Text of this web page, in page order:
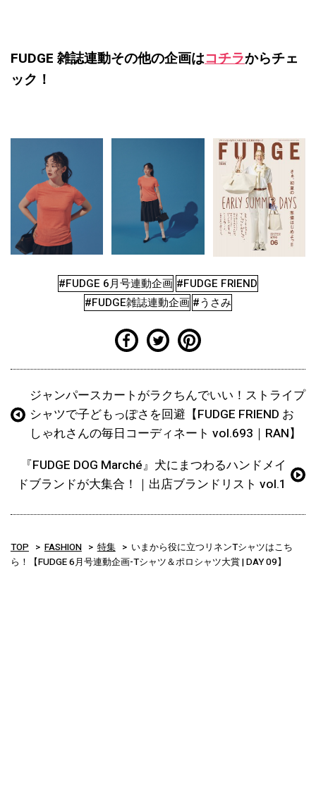
FUDGE 雑誌連動その他の企画はコチラからチェ
ック！
#FUDGE 6月号連動企画 #FUDGE FRIEND
#FUDGE雑誌連動企画 #うさみ
ジャンパースカートがラクちんでいい！ストライプ
シャツで子どもっぽさを回避【FUDGE FRIEND お
しゃれさんの毎日コーディネート vol.693｜RAN】
『FUDGE DOG Marché』犬にまつわるハンドメイ
ドブランドが大集合！｜出店ブランドリスト vol.1
TOP FASHION 特集
いまから役に立つリネンTシャツはこち
ら！【FUDGE 6月号連動企画-Tシャツ＆ポロシャツ大賞 | DAY 09】